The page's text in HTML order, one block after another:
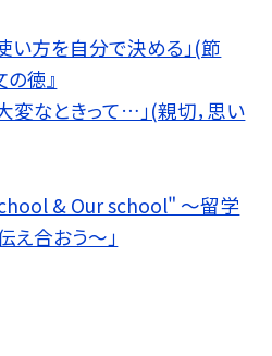
い方を自分で決める」(節
徳』
変なときって…」(親切，思い
& Our school" 〜留学
合おう〜」